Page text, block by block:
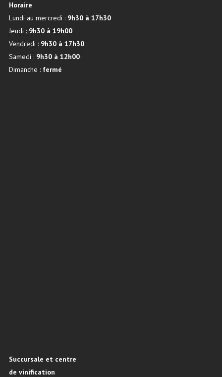
Horaire
Lundi au mercredi : 9h30 à 17h30
Jeudi : 9h30 à 19h00
Vendredi : 9h30 à 17h30
Samedi : 9h30 à 12h00
Dimanche : fermé
Succursale et centre
de vinification